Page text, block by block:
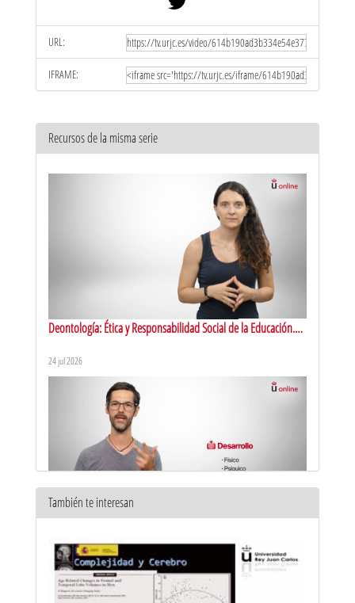
URL:
IFRAME:
Recursos de la misma serie
Deontología: Ética y Responsabilidad Social de la Educación.
24 jul 2026
20 jul 2026
También te interesan